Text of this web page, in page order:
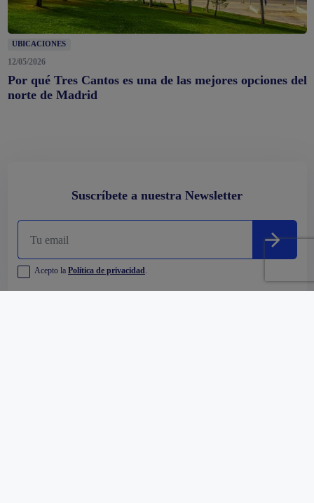
UBICACIONES
12/05/2026
Por qué Tres Cantos es una de las mejores opciones del
norte de Madrid
Suscríbete a nuestra Newsletter
Acepto la Política de privacidad.